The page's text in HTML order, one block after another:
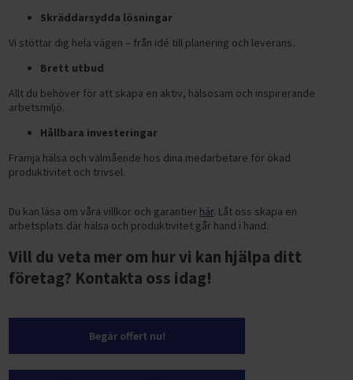
Skräddarsydda lösningar
Vi stöttar dig hela vägen – från idé till planering och leverans.
Brett utbud
Allt du behöver för att skapa en aktiv, hälsosam och inspirerande
arbetsmiljö.
Hållbara investeringar
Främja hälsa och välmående hos dina medarbetare för ökad
produktivitet och trivsel.
Du kan läsa om våra villkor och garantier här. Låt oss skapa en
arbetsplats där hälsa och produktivitet går hand i hand.
Vill du veta mer om hur vi kan hjälpa ditt
företag? Kontakta oss idag!
Begär offert nu!